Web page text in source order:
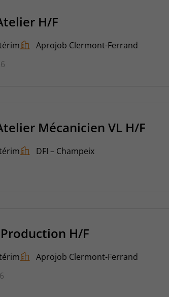
H/F
Aprojob Clermont-Ferrand
Mécanicien VL H/F
DFI – Champeix
H/F
Aprojob Clermont-Ferrand